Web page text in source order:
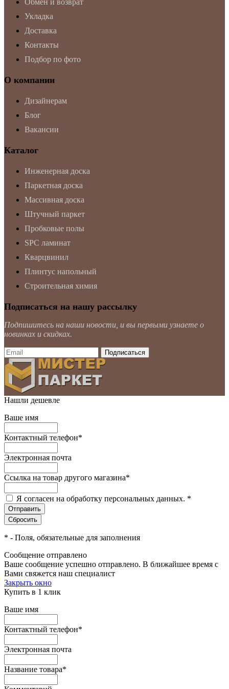
Укладка
Доставка
Контакты
Подбор по фото
О компании
Дизайнерам
Блог
Вакансии
Каталог
Инженерная доска
Паркетная доска
Массивная доска
Штучный паркет
Пробковые полы
SPC ламинат
Кварцвинил
Плинтус напольный
Строительная химия
Подписаться на нашу рассылку
Подпишитесь на наши новости, и вы первыми узнаете о
новинках и скидках.
Нашли дешевле
Ваше имя
Контактный телефон*
Электронная почта
Ссылка на товар другого магазина*
Я согласен на обработку персональных данных. *
* - Поля, обязательные для заполнения
Сообщение отправлено
Ваше сообщение успешно отправлено. В ближайшее время с
Вами свяжется наш специалист
Закрыть окно
Купить в 1 клик
Ваше имя
Контактный телефон*
Электронная почта
Название товара*